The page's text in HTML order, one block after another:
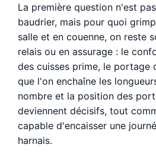
La première question n'est
baudrier, mais pour quoi
salle et en couenne, on reste
relais ou en assurage : le
des cuisses prime, le portage
que l'on enchaîne les
nombre et la position des
deviennent décisifs, tout
capable d'encaisser une
harnais.